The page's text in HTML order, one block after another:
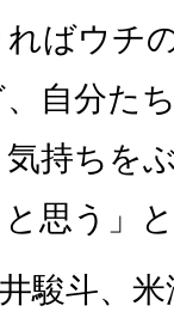
ばウチ
自分た
持ちを
思う」
駿斗、